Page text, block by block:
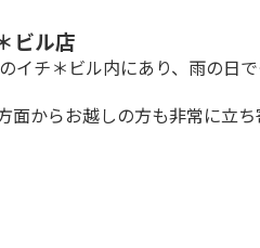
ビル店
イチ＊ビル内にあり、雨の日
からお越しの方も非常に立